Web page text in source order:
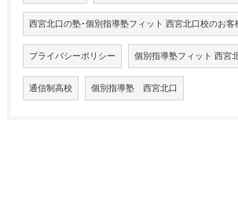
西宮北口の塾･個別指導塾フィット 西宮北口校のお客
プライバシーポリシー 個別指導塾フィット 西宮
通信制高校 個別指導塾 西宮北口